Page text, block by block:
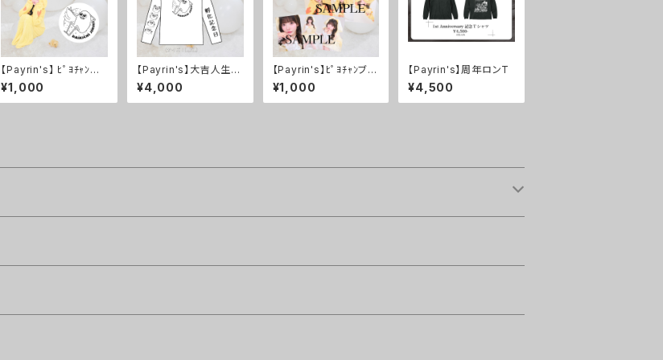
【Payrin's】 ﾋﾟﾖﾁｬﾝ好
きアピ♡ステッカー
¥1,000
【Payrin's】大吉人生確
約㊗️ロンT
¥4,000
【Payrin's】ﾋﾟﾖﾁｬﾝブロ
マイド(各種3枚入り)
¥1,000
【Payrin's】周年ロンT
¥4,500